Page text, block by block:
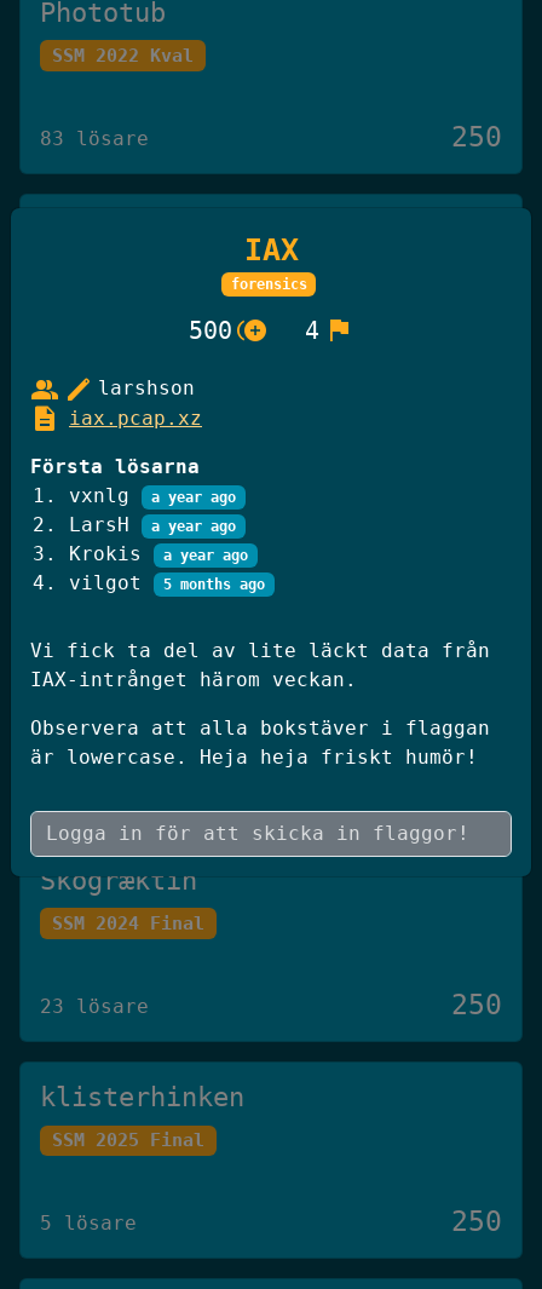
Phototub
SSM 2022 Kval
83 lösare 250
Knäck Koden 2025
Knäck Koden 2025
20 lösare
JWT Blog
Skógræktin
SSM 2024 Final
23 lösare 250
klisterhinken
SSM 2025 Final
5 lösare 250
IAX
forensics
500 control_point_duplicate 4 flag
Vi fick ta del av lite läckt data från
IAX-intrånget härom veckan.
Observera att alla bokstäver i flaggan
är lowercase. Heja heja friskt humör!
group edit larshson
description iax.pcap.xz
Första lösarna
vxnlg
a year ago
LarsH a year ago
Krokis a year ago
vilgot 5 months ago